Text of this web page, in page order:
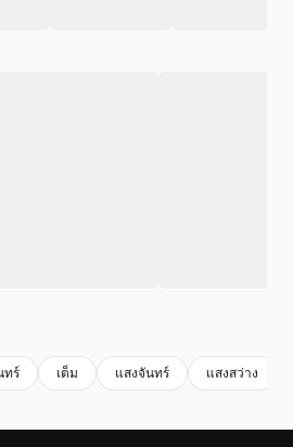
ทร์ เต็ม แสงจันทร์ แสงสว่าง